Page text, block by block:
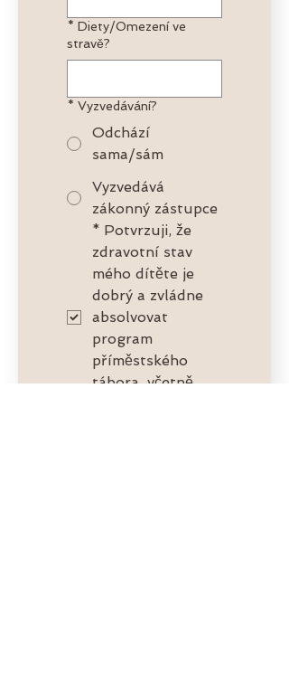
* Diety/Omezení ve
stravě?
* Vyzvedávání?
Odchází
sama/sám
Vyzvedává
zákonný zástupce
* Potvrzuji, že
zdravotní stav
mého dítěte je
dobrý a zvládne
absolvovat
program
příměstského
tábora, včetně